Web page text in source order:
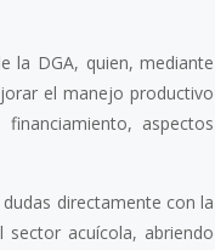
la DGA, quien, mediante
el manejo productivo
aspectos
directamente con la
sector acuícola, abriendo